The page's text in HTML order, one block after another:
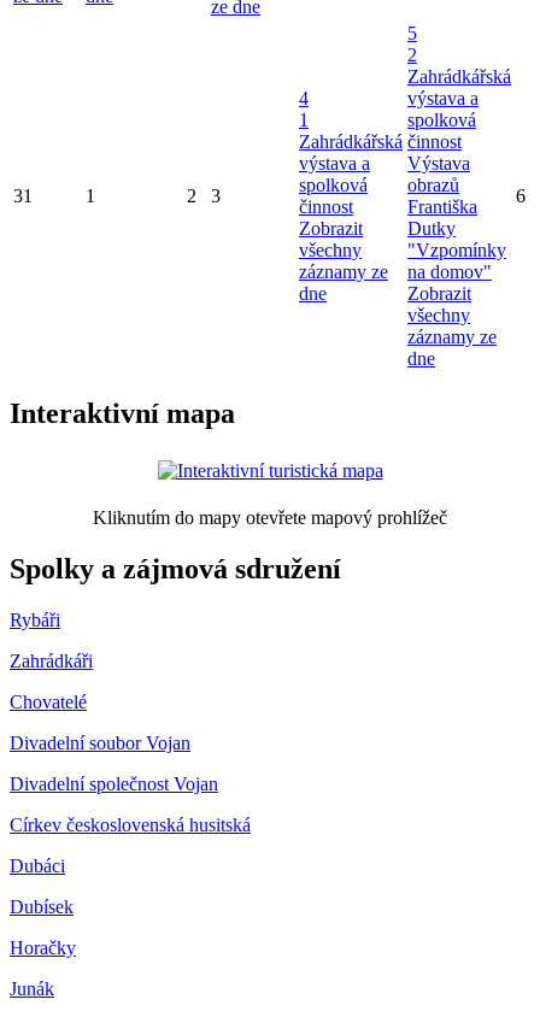
ze dne
31 1 2 3
4
1
Zahrádkářská
výstava a
spolková
činnost
Zobrazit
všechny
záznamy ze
dne
5
2
Zahrádkářská
výstava a
spolková
činnost
Výstava
obrazů
Františka
Dutky
"Vzpomínky
na domov"
Zobrazit
všechny
záznamy ze
dne
6
Interaktivní mapa
Kliknutím do mapy otevřete mapový prohlížeč
Spolky a zájmová sdružení
Rybáři
Zahrádkáři
Chovatelé
Divadelní soubor Vojan
Divadelní společnost Vojan
Církev československá husitská
Dubáci
Dubísek
Horačky
Junák